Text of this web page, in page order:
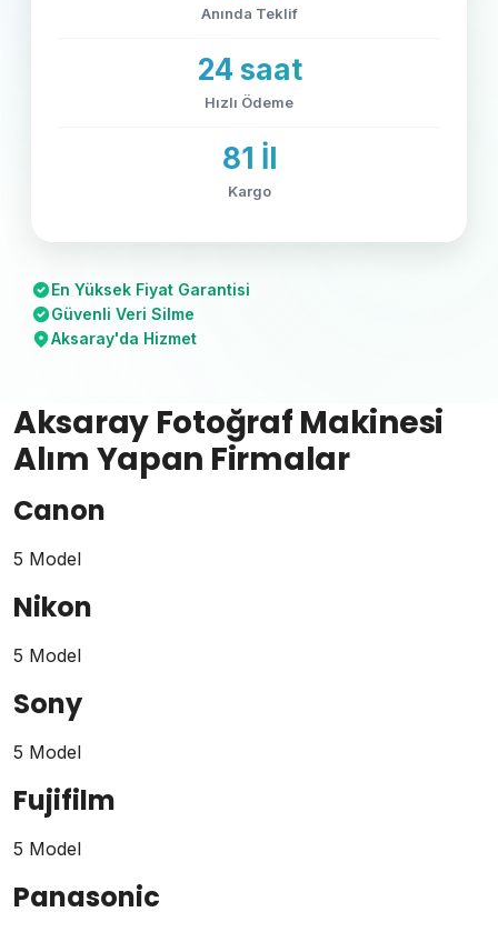
Anında Teklif
24 saat
Hızlı Ödeme
81 İl
Kargo
En Yüksek Fiyat Garantisi
Güvenli Veri Silme
Aksaray'da Hizmet
Aksaray Fotoğraf Makinesi
Alım Yapan Firmalar
Canon
5 Model
Nikon
5 Model
Sony
5 Model
Fujifilm
5 Model
Panasonic